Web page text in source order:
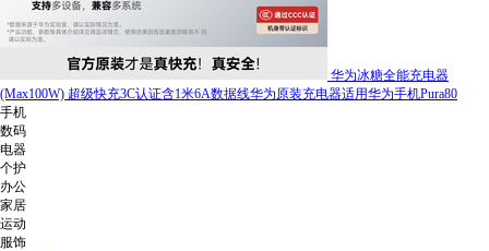
华为冰糖全能充电器
(Max100W) 超级快充3C认证含1米6A数据线华为原装充电器适用华为手机Pura80
手机
数码
电器
个护
办公
家居
运动
服饰